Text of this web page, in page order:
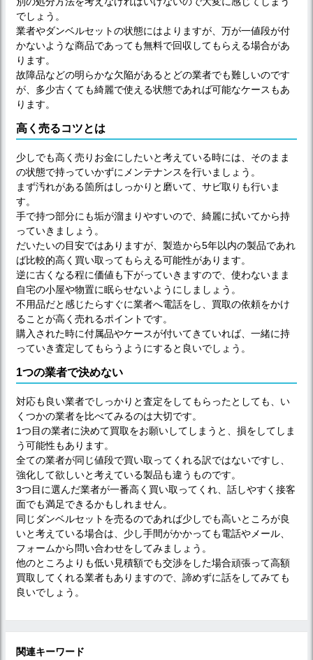
でしょう。
業者やダンベルセットの状態にはよりますが、万が一値段が付
かないような商品であっても無料で回収してもらえる場合があ
ります。
故障品などの明らかな欠陥があるとどの業者でも難しいのです
が、多少古くても綺麗で使える状態であれば可能なケースもあ
ります。
高く売るコツとは
少しでも高く売りお金にしたいと考えている時には、そのまま
の状態で持っていかずにメンテナンスを行いましょう。
まず汚れがある箇所はしっかりと磨いて、サビ取りも行いま
す。
手で持つ部分にも垢が溜まりやすいので、綺麗に拭いてから持
っていきましょう。
だいたいの目安ではありますが、製造から5年以内の製品であれ
ば比較的高く買い取ってもらえる可能性があります。
逆に古くなる程に価値も下がっていきますので、使わないまま
自宅の小屋や物置に眠らせないようにしましょう。
不用品だと感じたらすぐに業者へ電話をし、買取の依頼をかけ
ることが高く売れるポイントです。
購入された時に付属品やケースが付いてきていれば、一緒に持
っていき査定してもらうようにすると良いでしょう。
1つの業者で決めない
対応も良い業者でしっかりと査定をしてもらったとしても、い
くつかの業者を比べてみるのは大切です。
1つ目の業者に決めて買取をお願いしてしまうと、損をしてしま
う可能性もあります。
全ての業者が同じ値段で買い取ってくれる訳ではないですし、
強化して欲しいと考えている製品も違うものです。
3つ目に選んだ業者が一番高く買い取ってくれ、話しやすく接客
面でも満足できるかもしれません。
同じダンベルセットを売るのであれば少しでも高いところが良
いと考えている場合は、少し手間がかかっても電話やメール、
フォームから問い合わせをしてみましょう。
他のところよりも低い見積額でも交渉をした場合頑張って高額
買取してくれる業者もありますので、諦めずに話をしてみても
良いでしょう。
関連キーワード